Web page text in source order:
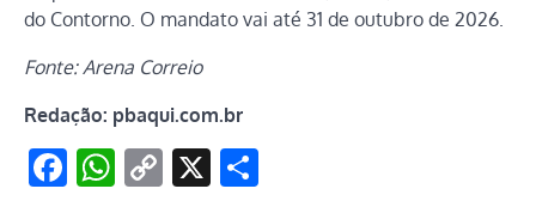
do Contorno. O mandato vai até 31 de outubro de 2026.
Fonte: Arena Correio
Redação: pbaqui.com.br
Facebook
WhatsApp
Copy
X